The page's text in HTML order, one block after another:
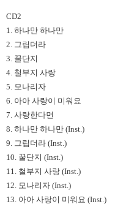
CD2
1. 하나만 하나만
2. 그립더라
3. 꿀단지
4. 철부지 사랑
5. 모나리자
6. 아아 사랑이 미워요
7. 사랑한다면
8. 하나만 하나만 (Inst.)
9. 그립더라 (Inst.)
10. 꿀단지 (Inst.)
11. 철부지 사랑 (Inst.)
12. 모나리자 (Inst.)
13. 아아 사랑이 미워요 (Inst.)